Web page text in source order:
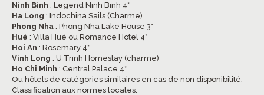
Ninh Binh : Legend Ninh Binh 4*
Ha Long : Indochina Sails (Charme)
Phong Nha : Phong Nha Lake House 3*
Hué : Villa Hué ou Romance Hotel 4*
Hoi An : Rosemary 4*
Vinh Long : U Trinh Homestay (charme)
Ho Chi Minh : Central Palace 4*
Ou hôtels de catégories similaires en cas de non disponibilité.
Classification aux normes locales.